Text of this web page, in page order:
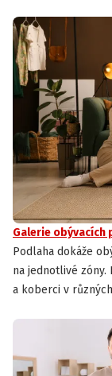
Galerie obývacích
Podlaha dokáže
na jednotlivé zóny.
a koberci v